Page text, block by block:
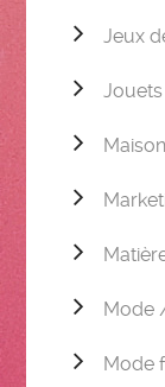
Jeux
Jouets
Maison
Mode
Mode